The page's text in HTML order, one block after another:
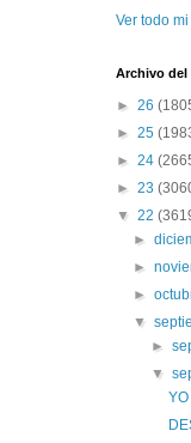
Ver todo mi
Archivo del
► 26
► 25
► 24
► 23
▼ 22
►
►
►
▼
►
▼